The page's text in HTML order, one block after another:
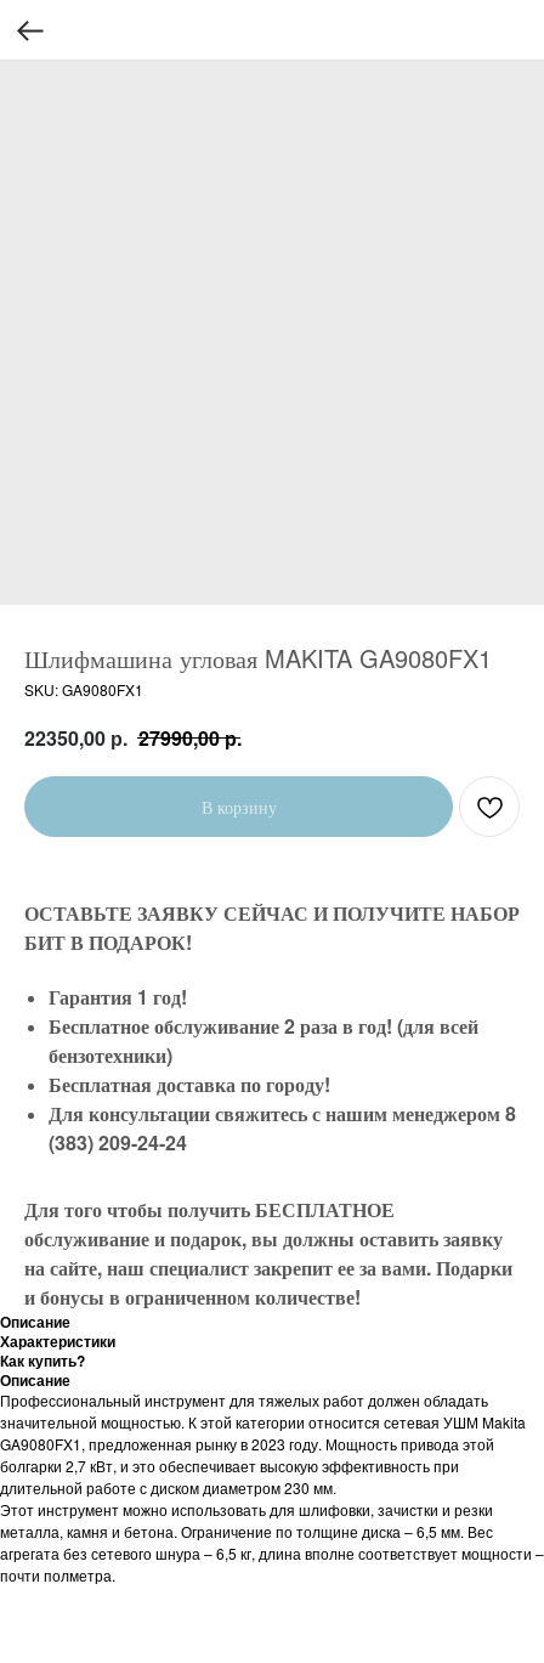
Шлифмашина угловая MAKITA GA9080FX1
SKU:GA9080FX1
22350,00 р. 27990,00р.
В корзину
ОСТАВЬТЕ ЗАЯВКУ СЕЙЧАС И ПОЛУЧИТЕ НАБОР
БИТ В ПОДАРОК!
Гарантия 1 год!
Бесплатное обслуживание 2 раза в год! (для всей
бензотехники)
Бесплатная доставка по городу!
Для консультации свяжитесь с нашим менеджером 8
(383) 209-24-24
Для того чтобы получить БЕСПЛАТНОЕ
обслуживание и подарок, вы должны оставить заявку
на сайте, наш специалист закрепит ее за вами. Подарки
и бонусы в ограниченном количестве!
Описание
Характеристики
Как купить?
Описание
Профессиональный инструмент для тяжелых работ должен обладать
значительной мощностью. К этой категории относится сетевая УШМ Makita
GA9080FX1, предложенная рынку в 2023 году. Мощность привода этой
болгарки 2,7 кВт, и это обеспечивает высокую эффективность при
длительной работе с диском диаметром 230 мм.
Этот инструмент можно использовать для шлифовки, зачистки и резки
металла, камня и бетона. Ограничение по толщине диска – 6,5 мм. Вес
агрегата без сетевого шнура – 6,5 кг, длина вполне соответствует мощности –
почти полметра.